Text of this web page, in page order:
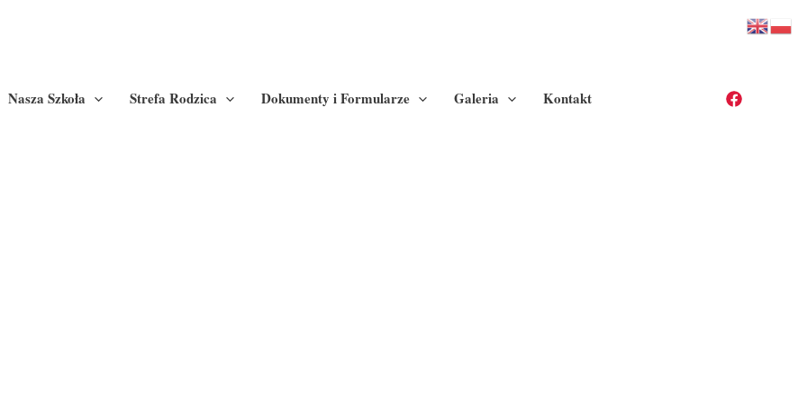
Nasza Szkoła Strefa Rodzica Dokumenty i Formularze Galeria Kontakt